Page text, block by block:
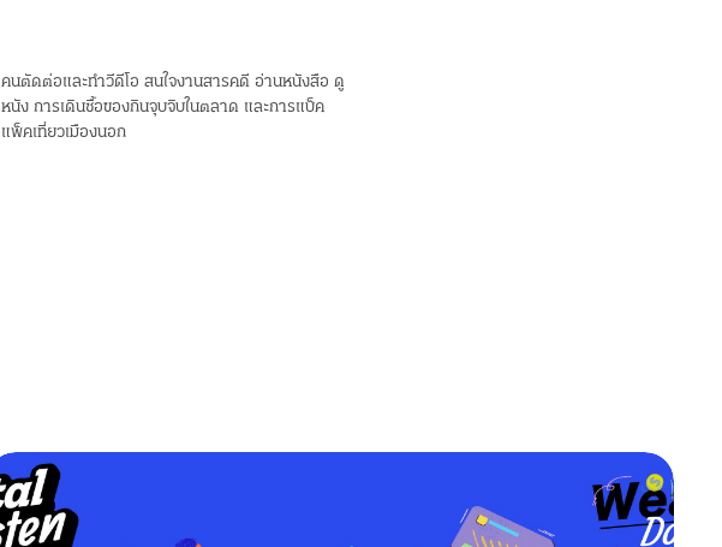
คนตัดต่อและทำวีดีโอ สนใจงานสารคดี อ่านหนังสือ ดู
หนัง การเดินซื้อของกินจุบจิบในตลาด และการแบ็ค
แพ็คเที่ยวเมืองนอก